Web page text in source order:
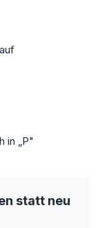
in „P"
statt neu